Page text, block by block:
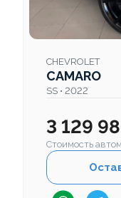
CHEVROLET
CAMARO
SS • 2022
3 129
Стоимость